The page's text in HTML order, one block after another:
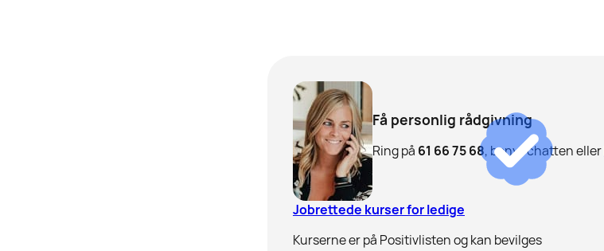
Få personlig rådgivning
Ring på 61 66 75 68, benyt chatten eller
Jobrettede kurser for ledige
Kurserne er på Positivlisten og kan bevilges